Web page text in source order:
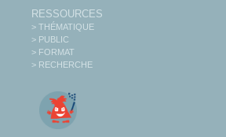
RESSOURCES
> THÉMATIQUE
> PUBLIC
> FORMAT
> RECHERCHE